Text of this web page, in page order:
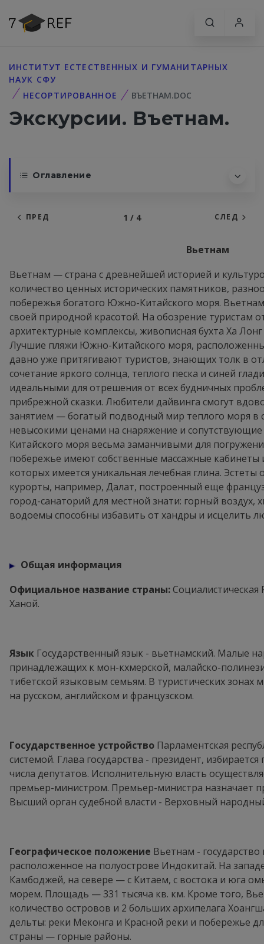
ИНСТИТУТ ЕСТЕСТВЕННЫХ И ГУМАНИТАРНЫХ
НАУК СФУ
НЕСОРТИРОВАННОЕ
ВЪЕТНАМ.DOC
Экскурсии. Въетнам.
Оглавление
ПРЕД 1 / 4 СЛЕД
Вьетнам
Вьетнам — страна с древнейшей историей и
количество ценных исторических памятников,
побережья богатого Южно-Китайского моря.
своей природной красотой. На обозрение туристам
архитектурные комплексы, живописная бухта Ха
Лучшие пляжи Южно-Китайского моря,
давно уже притягивают туристов, знающих толк в
сочетание яркого солнца, теплого песка и синей
идеальными для отрешения от всех будничных
прибрежной сказки. Любители дайвинга смогут
занятием — богатый подводный мир теплого моря в
невысокими ценами на снаряжение и
Китайского моря весьма заманчивыми для
побережье имеют собственные массажные кабинеты
которых имеется уникальная лечебная глина. Эстеты
курорты, например, Далат, построенный еще
город-санаторий для местной знати: горный воздух,
водоемы способны избавить от хандры и исцелить
Общая информация
Официальное название страны:
Ханой.
Язык Государственный язык - вьетнамский. Малые
принадлежащих к мон-кхмерской, малайско-
тибетской языковым семьям. В туристических зонах
на русском, английском и французском.
Государственное устройство Парламентская
системой. Глава государства - президент,
числа депутатов. Исполнительную власть
премьер-министром. Премьер-министра назначает
Высший орган судебной власти - Верховный
Географическое положение Вьетнам -
расположенное на полуострове Индокитай. На
Камбоджей, на севере — с Китаем, с востока и юга
морем. Площадь — 331 тысяча кв. км. Кроме того,
количество островов и 2 больших архипелага
дельты: реки Меконга и Красной реки и побережье
страны — горные районы.